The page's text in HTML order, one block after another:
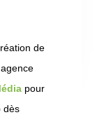
de
pour
dès